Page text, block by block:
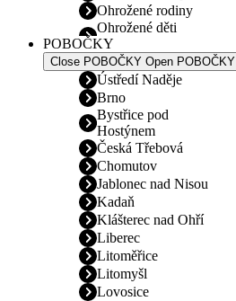
Ohrožené rodiny
Ohrožené děti
POBOČKY
Close POBOČKY Open POBOČKY
Ústředí Naděje
Brno
Bystřice pod
Hostýnem
Česká Třebová
Chomutov
Jablonec nad Nisou
Kadaň
Klášterec nad Ohří
Liberec
Litoměřice
Litomyšl
Lovosice